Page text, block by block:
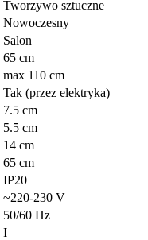
Tworzywo sztuczne
Nowoczesny
Salon
65 cm
max 110 cm
Tak (przez elektryka)
7.5 cm
5.5 cm
14 cm
65 cm
IP20
~220-230 V
50/60 Hz
I